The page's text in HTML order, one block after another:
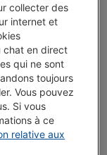
collecter des
internet et
chat en direct
qui ne sont
toujours
Vous pouvez
Si vous
à ce
relative aux